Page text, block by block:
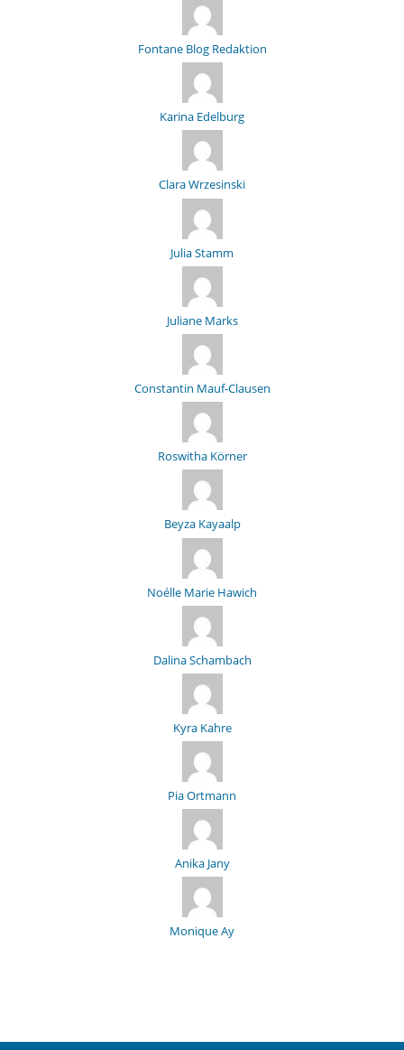
Fontane Blog Redaktion
Karina Edelburg
Clara Wrzesinski
Julia Stamm
Juliane Marks
Constantin Mauf-Clausen
Roswitha Körner
Beyza Kayaalp
Noélle Marie Hawich
Dalina Schambach
Kyra Kahre
Pia Ortmann
Anika Jany
Monique Ay